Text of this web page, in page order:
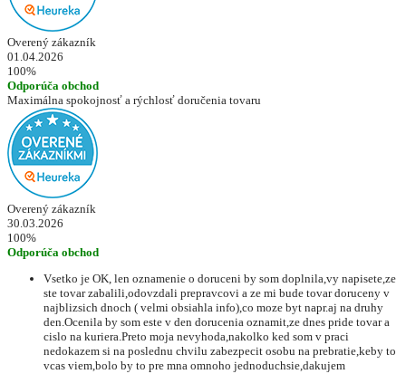
Overený zákazník
01.04.2026
100%
Odporúča obchod
Maximálna spokojnosť a rýchlosť doručenia tovaru
Overený zákazník
30.03.2026
100%
Odporúča obchod
Vsetko je OK, len oznamenie o doruceni by som doplnila,vy napisete,ze
ste tovar zabalili,odovzdali prepravcovi a ze mi bude tovar doruceny v
najblizsich dnoch ( velmi obsiahla info),co moze byt napr.aj na druhy
den.Ocenila by som este v den dorucenia oznamit,ze dnes pride tovar a
cislo na kuriera.Preto moja nevyhoda,nakolko ked som v praci
nedokazem si na poslednu chvilu zabezpecit osobu na prebratie,keby to
vcas viem,bolo by to pre mna omnoho jednoduchsie,dakujem